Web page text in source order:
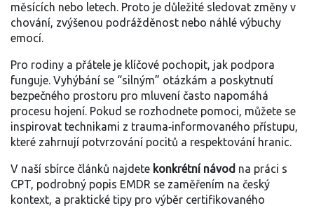
měsících nebo letech. Proto je důležité sledovat změny v
chování, zvýšenou podrážděnost nebo náhlé výbuchy
emocí.
Pro rodiny a přátele je klíčové pochopit, jak podpora
funguje. Vyhýbání se “silným” otázkám a poskytnutí
bezpečného prostoru pro mluvení často napomáhá
procesu hojení. Pokud se rozhodnete pomoci, můžete se
inspirovat technikami z trauma‑informovaného přístupu,
které zahrnují potvrzování pocitů a respektování hranic.
V naší sbírce článků najdete konkrétní návod na práci s
CPT, podrobný popis EMDR se zaměřením na český
kontext, a praktické tipy pro výběr certifikovaného